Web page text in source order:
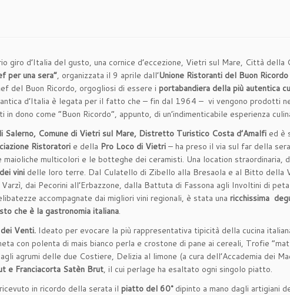
giro d’Italia del gusto, una cornice d’eccezione, Vietri sul Mare, Città della
per una sera”, organizzata il 9 aprile dall’Unione Ristoranti del Buon Ricordo
del Buon Ricordo, orgogliosi di essere i portabandiera della più autentica
antica d’Italia è legata per il fatto che – fin dal 1964 – vi vengono prodotti
dono come “Buon Ricordo”, appunto, di un’indimenticabile esperienza
Salerno, Comune di Vietri sul Mare, Distretto Turistico Costa d’Amalfi ed è
Ristoratori e della Pro Loco di Vietri – ha preso il via sul far della
multicolori e le botteghe dei ceramisti. Una location straordinaria,
vini delle loro terre. Dal Culatello di Zibello alla Bresaola e al Bitto della
dai Pecorini all’Erbazzone, dalla Battuta di Fassona agli Involtini di
accompagnate dai migliori vini regionali, è stata una ricchissima
che è la gastronomia italiana.
Venti. Ideato per evocare la più rappresentativa tipicità della cucina
con polenta di mais bianco perla e crostone di pane ai cereali, Trofie
agrumi delle due Costiere, Delizia al limone (a cura dell’Accademia dei
e Franciacorta Satèn Brut, il cui perlage ha esaltato ogni singolo piatto.
in ricordo della serata il piatto del 60°dipinto a mano dagli artigiani